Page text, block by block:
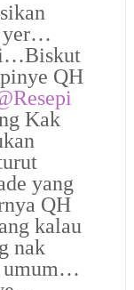
yer…
QH
Kak
yang
QH
kalau
nak
umum…